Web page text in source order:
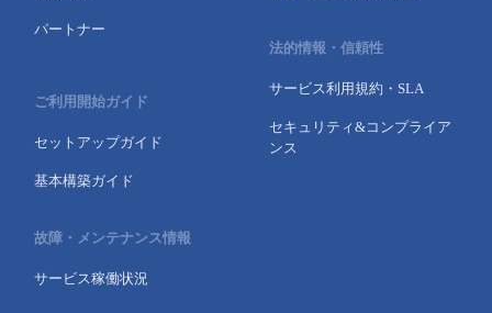
パートナー
ご利用開始ガイド
セットアップガイド
基本構築ガイド
故障・メンテナンス情報
サービス稼働状況
法的情報・信頼性
サービス利用規約・SLA
セキュリティ&コンプライア
ンス